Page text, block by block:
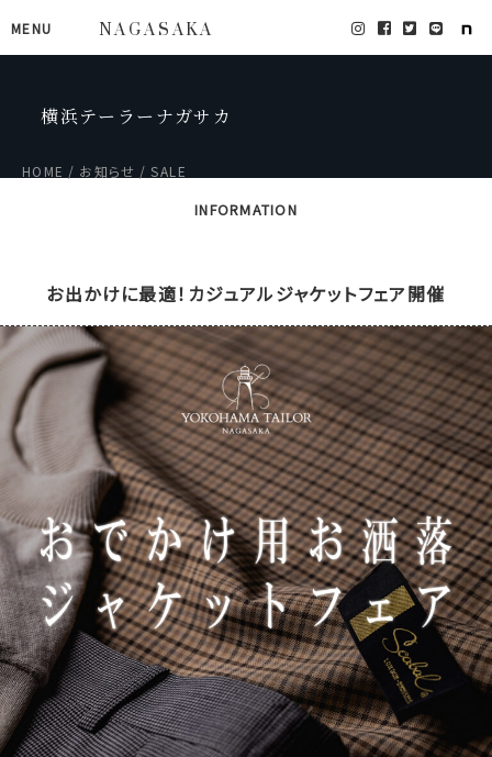
MENU NAGASAKA
横浜テーラーナガサカ
HOME お知らせ SALE
INFORMATION
お出かけに最適！カジュアルジャケットフェア開催